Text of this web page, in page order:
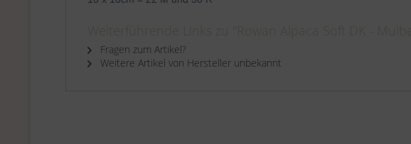
Fragen zum Artikel?
Weitere Artikel von Hersteller unbekannt